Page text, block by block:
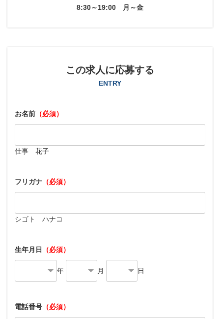
8:30～19:00 月～金
この求人に応募する
ENTRY
お名前 （必須）
仕事 花子
フリガナ （必須）
シゴト ハナコ
生年月日 （必須）
年 月 日
電話番号 （必須）